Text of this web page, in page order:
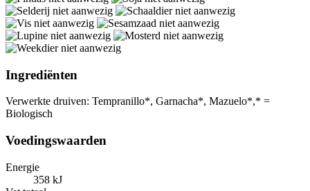
Ingrediënten
Verwerkte druiven: Tempranillo*, Garnacha*, Mazuelo*,* =
Biologisch
Voedingswaarden
Energie
358 kJ